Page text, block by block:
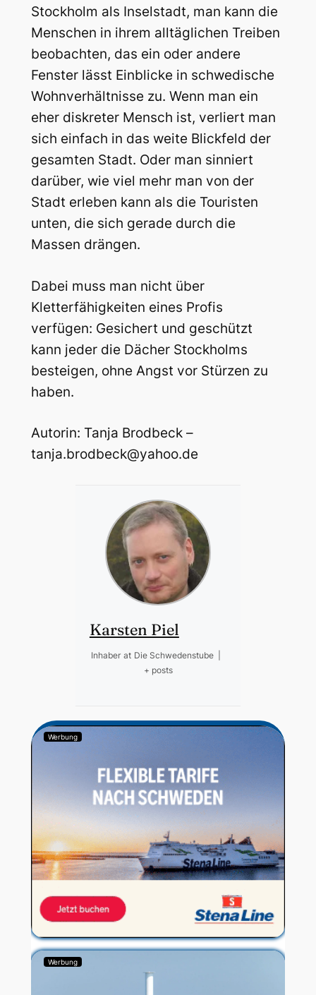
Stockholm als Inselstadt, man kann die
Menschen in ihrem alltäglichen Treiben
beobachten, das ein oder andere
Fenster lässt Einblicke in schwedische
Wohnverhältnisse zu. Wenn man ein
eher diskreter Mensch ist, verliert man
sich einfach in das weite Blickfeld der
gesamten Stadt. Oder man sinniert
darüber, wie viel mehr man von der
Stadt erleben kann als die Touristen
unten, die sich gerade durch die
Massen drängen.
Dabei muss man nicht über
Kletterfähigkeiten eines Profis
verfügen: Gesichert und geschützt
kann jeder die Dächer Stockholms
besteigen, ohne Angst vor Stürzen zu
haben.
Autorin: Tanja Brodbeck –
tanja.brodbeck@yahoo.de
Karsten Piel
Inhaber at Die Schwedenstube
+ posts
Werbung
Werbung